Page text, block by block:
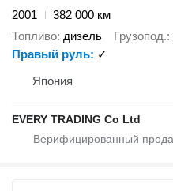
2001
382 000 км
Топливо дизель Грузопод.
Правый руль
✓
Япония
EVERY TRADING Co Ltd